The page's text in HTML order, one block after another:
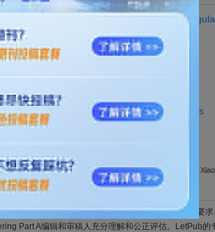
via TGF-β/Smad and Autophagy
10.1177/19373341261449902
for Bone Tissue Engineering
10.1177/19373341251392176
Vesicles Derived from Dental Stem Cells
Shuo; Xu, Dan; Li, Ye
10.1177/19373341261419438
into Trabecular Meshwork Cells
Bu, Qianwen; Zhu, Wei; Zhou, Qingjun; Li, Zongyi; Pan,
10.1089/ten.tea.2024.0343
件，不仅能满足Tissue Engineering Part A的语言要
Part A编辑和审稿人充分理解和公正评估。LetPub的